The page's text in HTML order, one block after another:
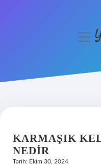
Hakkımızda
KARMAŞIK
NEDIR
Tarih: Ekim 30, 2024